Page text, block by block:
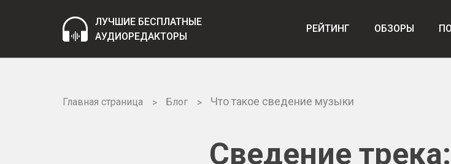
ЛУЧШИЕ БЕСПЛАТНЫЕ
АУДИОРЕДАКТОРЫ
РЕЙТИНГ ОБЗОРЫ
Главная страница Блог Что такое сведение музыки
Сведение